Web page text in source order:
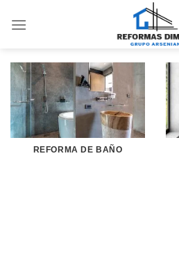
REFORMAS DE BAÑO
REFORMA DE BAÑO